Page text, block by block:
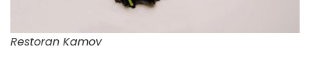
Restoran Kamov